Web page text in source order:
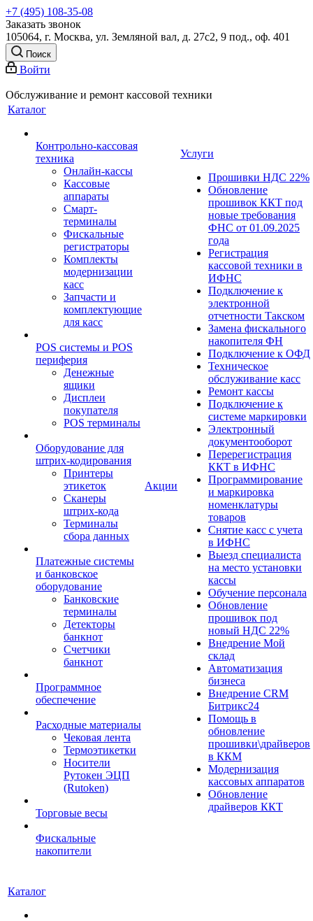
+7 (495) 108-35-08
Заказать звонок
105064, г. Москва, ул. Земляной вал, д. 27с2, 9 под., оф. 401
Поиск
Войти
Обслуживание и ремонт кассовой техники
Каталог
Контрольно-кассовая
техника
Онлайн-кассы
Кассовые
аппараты
Смарт-
терминалы
Фискальные
регистраторы
Комплекты
модернизации
касс
Запчасти и
комплектующие
для касс
POS системы и POS
периферия
Денежные
ящики
Дисплеи
покупателя
POS терминалы
Оборудование для
штрих-кодирования
Принтеры
этикеток
Сканеры
штрих-кода
Терминалы
сбора данных
Платежные системы
и банковское
оборудование
Банковские
терминалы
Детекторы
банкнот
Счетчики
банкнот
Программное
обеспечение
Расходные материалы
Чековая лента
Термоэтикетки
Носители
Рутокен ЭЦП
(Rutoken)
Торговые весы
Фискальные
накопители
Акции
Услуги
Прошивки НДС 22%
Обновление
прошивок ККТ под
новые требования
ФНС от 01.09.2025
года
Регистрация
кассовой техники в
ИФНС
Подключение к
электронной
отчетности Такском
Замена фискального
накопителя ФН
Подключение к ОФД
Техническое
обслуживание касс
Ремонт кассы
Подключение к
системе маркировки
Электронный
документооборот
Перерегистрация
ККТ в ИФНС
Программирование
и маркировка
номенклатуры
товаров
Снятие касс с учета
в ИФНС
Выезд специалиста
на место установки
кассы
Обучение персонала
Обновление
прошивок под
новый НДС 22%
Внедрение Мой
склад
Автоматизация
бизнеса
Внедрение CRM
Битрикс24
Помощь в
обновление
прошивки\драйверов
в ККМ
Модернизация
кассовых аппаратов
Обновление
драйверов ККТ
Каталог